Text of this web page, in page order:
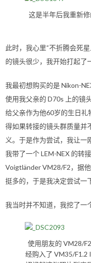
这是半年后我重新
此时，我心里“不折腾会死
的镜头很少，我开始打起了
我最初想购买的是 Nikon-
使用我父亲的 D70s 上的镜
给父亲作为他60岁的生日
得如果转接的镜头群质量并
义。于是作为尝试，我让一
我带了一个 LEM-NEX 的转
Voigtländer VM28/F2，据
挺多的，于是我决定尝试一
我当时并不知道，我挖了
使用朋友的 VM28/
经购入了 VM35/F1.2